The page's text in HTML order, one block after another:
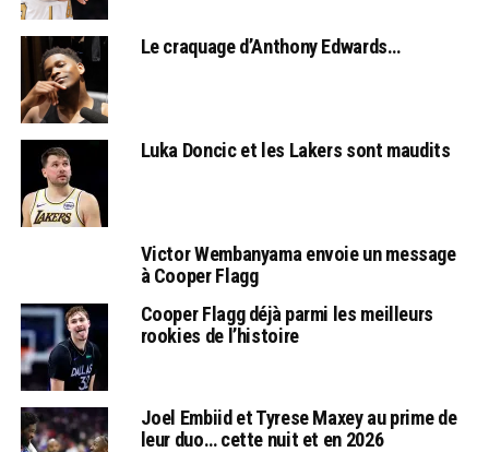
Le craquage d’Anthony Edwards…
Luka Doncic et les Lakers sont maudits
Victor Wembanyama envoie un message
à Cooper Flagg
Cooper Flagg déjà parmi les meilleurs
rookies de l’histoire
Joel Embiid et Tyrese Maxey au prime de
leur duo… cette nuit et en 2026